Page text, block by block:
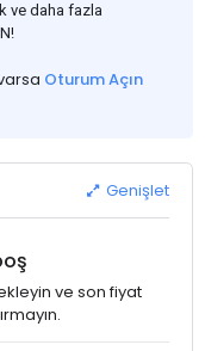
ve daha fazla
Oturum Açın
Genişlet
ve son fiyat